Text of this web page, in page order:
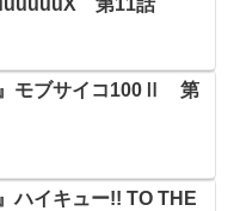
』モブサイコ100Ⅱ 第
ハイキュー!! TO THE